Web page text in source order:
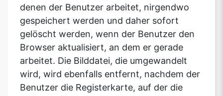
denen der Benutzer arbeitet, nirgendwo
gespeichert werden und daher sofort
gelöscht werden, wenn der Benutzer den
Browser aktualisiert, an dem er gerade
arbeitet. Die Bilddatei, die umgewandelt
wird, wird ebenfalls entfernt, nachdem der
Benutzer die Registerkarte, auf der die